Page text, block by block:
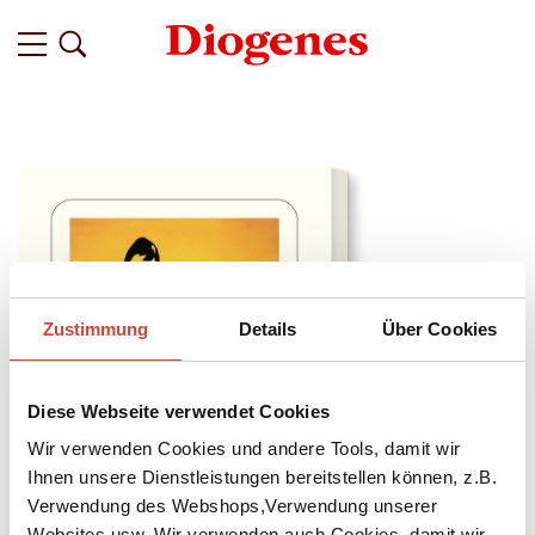
Zustimmung Details Über Cookies
Diese Webseite verwendet Cookies
Wir verwenden Cookies und andere Tools, damit wir
Ihnen unsere Dienstleistungen bereitstellen können, z.B.
Verwendung des Webshops,Verwendung unserer